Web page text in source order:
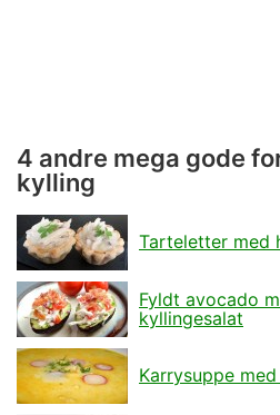
4 andre mega gode
kylling
Tarteletter med
Fyldt avocado
kyllingesalat
Karrysuppe